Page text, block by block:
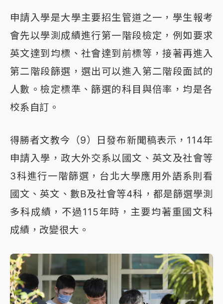
申請入學是大學主要招生管道之一，學生報考
會先以學測成績進行第一階段檢定，例如要求
英文達到均標、社會達到前標等，接著再進入
第二階段篩選，選出可以進入第二階段面試的
人數。檢定標準、篩選的科目與倍率，均是各
校系自訂。
得勝者文教今（9）日發布新聞稿表示，114年
申請入學，政大外交系以國文、英文及社會等
3科進行一階篩選，台北大學應用外語系則看
國文、英文、數B及社會等4科，都是篩選學測
多科成績，不過115年時，主要均著重國文科
成績，改變很大。